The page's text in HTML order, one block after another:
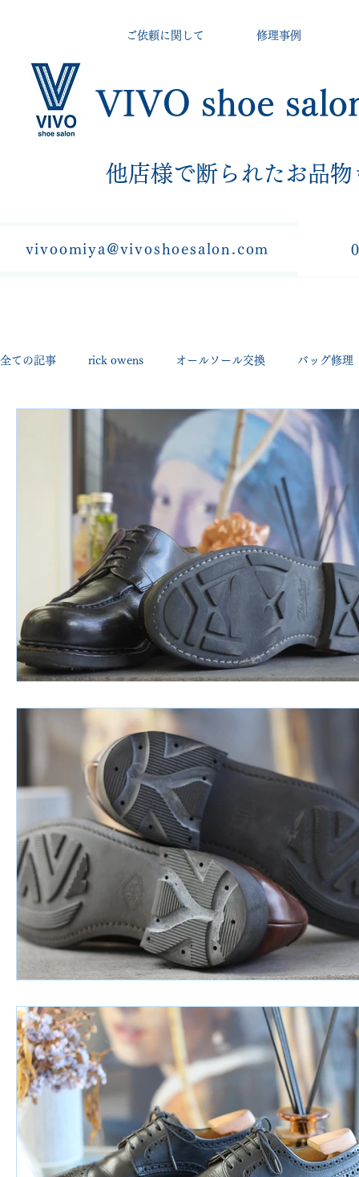
VIVO shoe
他店様で断られたお品物
ご依頼に関して 修理事例
vivoomiya@vivoshoesalon.com
全ての記事 rick owens オールソール交換 バッグ修理
Christian louboutin allen edmonds
jimmy choo クリーニング•撥水コーテ
edward green george cox hermes
loewe crockett&jones